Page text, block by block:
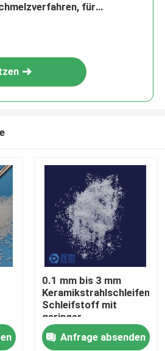
für
0.1 mm bis 3 mm
Keramikstrahlschleifend
Schleifstoff mit
geringer
Staubproduktion,
konstruiert, um eine
Anfrage absenden